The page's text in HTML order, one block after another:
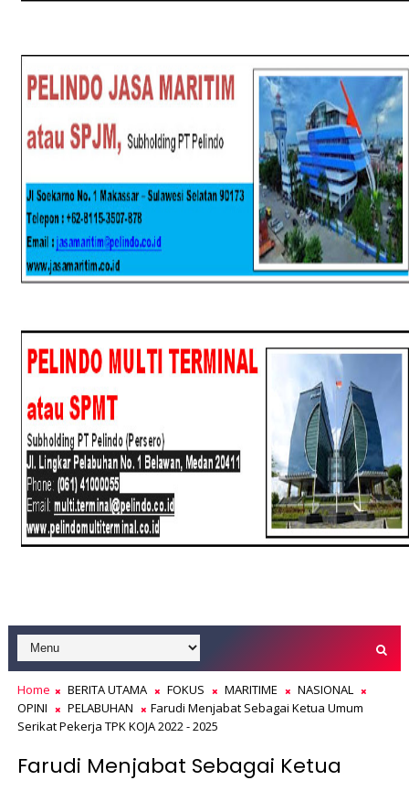
Home BERITA UTAMA FOKUS MARITIME
NASIONAL
OPINI
PELABUHAN
Farudi Menjabat Sebagai Ketua Umum
Serikat Pekerja TPK KOJA 2022 - 2025
Farudi Menjabat Sebagai Ketua